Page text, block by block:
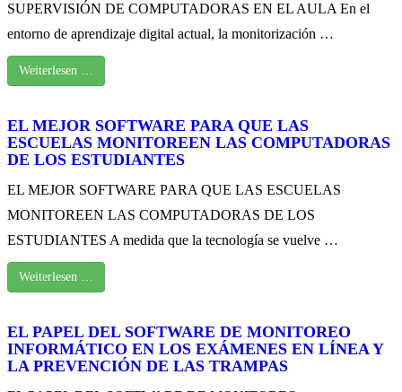
SUPERVISIÓN DE COMPUTADORAS EN EL AULA En el
entorno de aprendizaje digital actual, la monitorización …
Weiterlesen …
EL MEJOR SOFTWARE PARA QUE LAS
ESCUELAS MONITOREEN LAS COMPUTADORAS
DE LOS ESTUDIANTES
EL MEJOR SOFTWARE PARA QUE LAS ESCUELAS
MONITOREEN LAS COMPUTADORAS DE LOS
ESTUDIANTES A medida que la tecnología se vuelve …
Weiterlesen …
EL PAPEL DEL SOFTWARE DE MONITOREO
INFORMÁTICO EN LOS EXÁMENES EN LÍNEA Y
LA PREVENCIÓN DE LAS TRAMPAS